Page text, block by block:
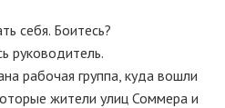
себя. Боитесь?
руководитель.
рабочая группа, куда вошли
жители улиц Соммера и